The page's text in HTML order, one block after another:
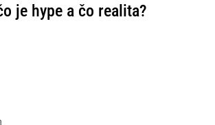
je hype a čo realita?